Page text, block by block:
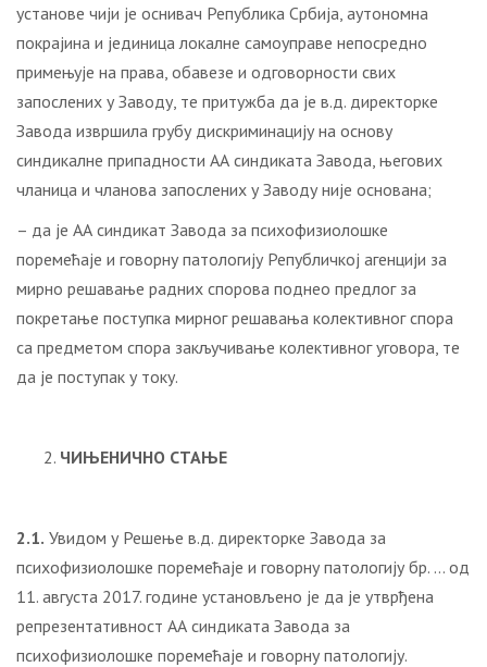
установе чији је оснивач Република Србија, аутономна
покрајина и јединица локалне самоуправе непосредно
примењује на права, обавезе и одговорности свих
запослених у Заводу, те притужба да је в.д. директорке
Завода извршила грубу дискриминацију на основу
синдикалне припадности АА синдиката Завода, његових
чланица и чланова запослених у Заводу није основана;
– да је АА синдикат Завода за психофизиолошке
поремећаје и говорну патологију Републичкој агенцији за
мирно решавање радних спорова поднео предлог за
покретање поступка мирног решавања колективног спора
са предметом спора закључивање колективног уговора, те
да је поступак у току.
ЧИЊЕНИЧНО СТАЊЕ
2.1. Увидом у Решење в.д. директорке Завода за
психофизиолошке поремећаје и говорну патологију бр. … од
11. августа 2017. године установљено је да је утврђена
репрезентативност АА синдиката Завода за
психофизиолошке поремећаје и говорну патологију.